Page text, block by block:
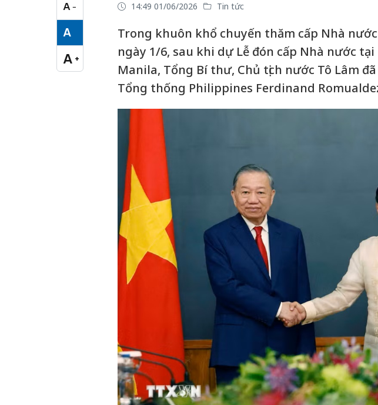
A −
Cỡ chữ nhỏ
A
Cỡ chữ vừa
A +
Cỡ chữ lớn
14:49 01/06/2026 Tin tức
Trong khuôn khổ chuyến thăm cấp Nhà
ngày 1/6, sau khi dự Lễ đón cấp Nhà nước
Manila, Tổng Bí thư, Chủ tịch nước Tô Lâm
Tổng thống Philippines Ferdinand